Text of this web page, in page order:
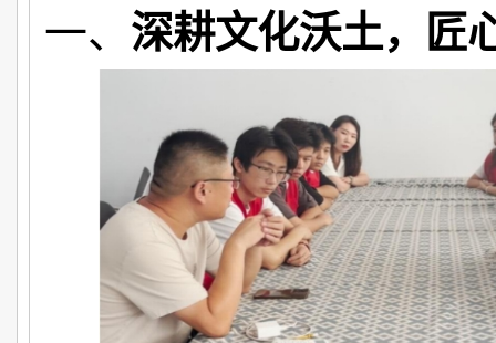
一、 深耕文化沃土，匠